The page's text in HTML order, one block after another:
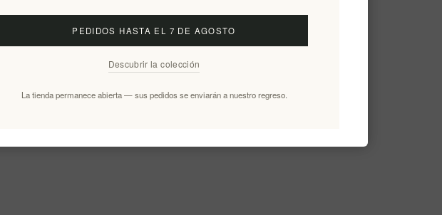
PEDIDOS HASTA EL 7 DE AGOSTO
Descubrir la colección
La tienda permanece abierta — sus pedidos se enviarán a nuestro regreso.